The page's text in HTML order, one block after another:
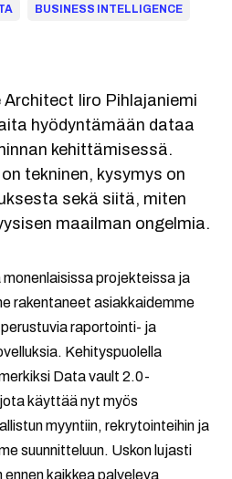
BUSINESS INTELLIGENCE
Iiro Pihlajaniemi
hyödyntämään dataa
kehittämisessä.
tekninen, kysymys on
sekä siitä, miten
maailman ongelmia.
monenlaisissa projekteissa ja
rakentaneet asiakkaidemme
raportointi- ja
Kehityspuolella
Data vault 2.0-
käyttää nyt myös
myyntiin, rekrytointeihin ja
suunnitteluun. Uskon lujasti
kaikkea palveleva